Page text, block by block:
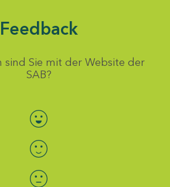
Feedback
sind Sie mit der Website der
SAB?
Bewertung auswählen